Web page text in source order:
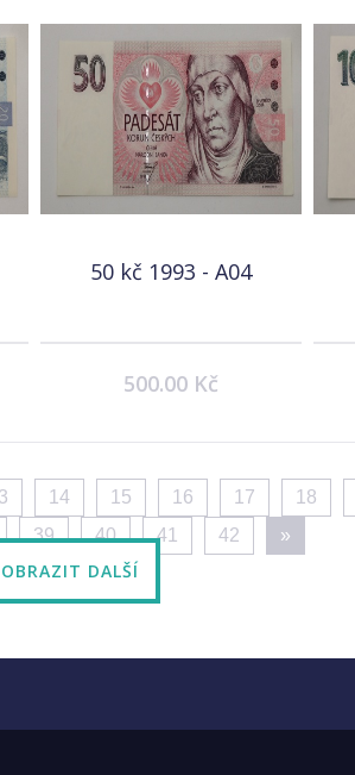
50 kč 1993 - A04
500.00 Kč
14 15 16 17 18
39 40 41 42 »
DALŠÍ